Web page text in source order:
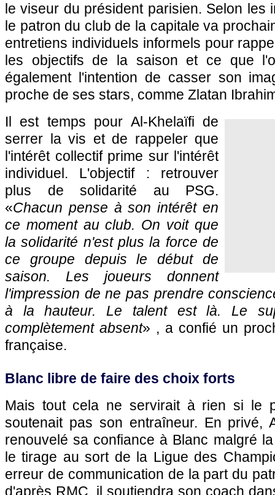
le viseur du président parisien. Selon les
le patron du club de la capitale va
entretiens individuels informels pour
les objectifs de la saison et ce que
également l'intention de casser son
proche de ses stars, comme Zlatan
Il est temps pour Al-Khelaïfi de
serrer la vis et de rappeler que
l'intérêt collectif prime sur l'intérêt
individuel. L'objectif : retrouver
plus de solidarité au PSG.
«Chacun pense à son intérêt en
ce moment au club. On voit que
la solidarité n'est plus la force de
ce groupe depuis le début de
saison. Les joueurs donnent
l'impression de ne pas prendre
à la hauteur. Le talent est là. Le
complètement absent» , a confié un
française.
Blanc libre de faire des choix forts
Mais tout cela ne servirait à rien si le
soutenait pas son entraîneur. En privé,
renouvelé sa confiance à Blanc malgré
le tirage au sort de la Ligue des
erreur de communication de la part du
d'après RMC, il soutiendra son coach